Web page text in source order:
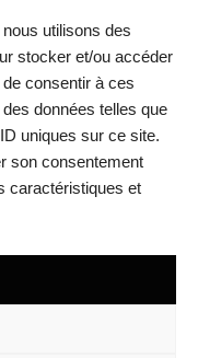
utilisons des
stocker et/ou accéder
consentir à ces
données telles que
uniques sur ce site.
son consentement
caractéristiques et